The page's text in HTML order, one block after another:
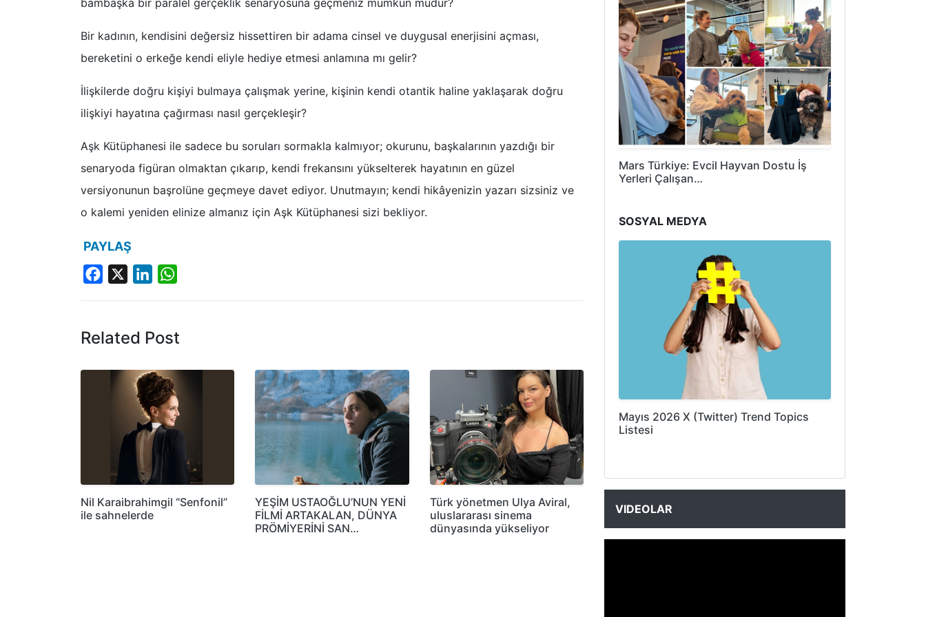
Bir kadının, kendisini değersiz hissettiren bir adama cinsel ve duygusal enerjisini açması,
bereketini o erkeğe kendi eliyle hediye etmesi anlamına mı gelir?
İlişkilerde doğru kişiyi bulmaya çalışmak yerine, kişinin kendi otantik haline yaklaşarak doğru
ilişkiyi hayatına çağırması nasıl gerçekleşir?
Aşk Kütüphanesi ile sadece bu soruları sormakla kalmıyor; okurunu, başkalarının yazdığı bir
senaryoda figüran olmaktan çıkarıp, kendi frekansını yükselterek hayatının en güzel
versiyonunun başrolüne geçmeye davet ediyor. Unutmayın; kendi hikâyenizin yazarı sizsiniz ve
o kalemi yeniden elinize almanız için Aşk Kütüphanesi sizi bekliyor.
PAYLAŞ
Facebook LinkedIn
Related Post
Nil Karaibrahimgil “Senfonil”
ile sahnelerde
YEŞİM USTAOĞLU’NUN YENİ
FİLMİ ARTAKALAN, DÜNYA
PRÖMİYERİNİ SAN…
Türk yönetmen Ulya Aviral,
uluslararası sinema
dünyasında yükseliyor
Mars Türkiye: Evcil Hayvan Dostu İş
Yerleri Çalışan…
SOSYAL MEDYA
Mayıs 2026 X (Twitter) Trend Topics
Listesi
VIDEOLAR